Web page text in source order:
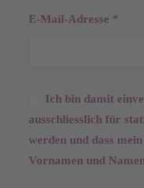
E-Mail-Adresse *
Ich bin damit
ausschliesslich für
werden und dass
Vornamen und